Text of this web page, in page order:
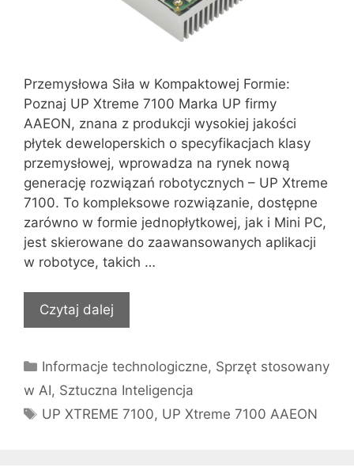
Przemysłowa Siła w Kompaktowej Formie:
Poznaj UP Xtreme 7100 Marka UP firmy
AAEON, znana z produkcji wysokiej jakości
płytek deweloperskich o specyfikacjach klasy
przemysłowej, wprowadza na rynek nową
generację rozwiązań robotycznych – UP Xtreme
7100. To kompleksowe rozwiązanie, dostępne
zarówno w formie jednopłytkowej, jak i Mini PC,
jest skierowane do zaawansowanych aplikacji
w robotyce, takich …
Czytaj dalej
Kategorie
Informacje technologiczne, Sprzęt stosowany
w AI, Sztuczna Inteligencja
Tagi
UP XTREME 7100, UP Xtreme 7100 AAEON